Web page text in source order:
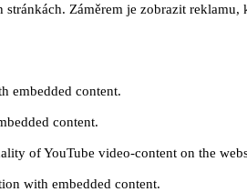
Záměrem je zobrazit
embedded content.
content.
of YouTube video-content on the
with embedded content.